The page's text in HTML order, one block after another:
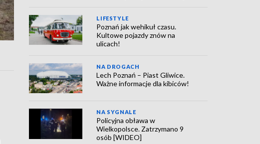
LIFESTYLE
Poznań jak wehikuł czasu.
Kultowe pojazdy znów na
ulicach!
NA DROGACH
Lech Poznań – Piast Gliwice.
Ważne informacje dla kibiców!
NA SYGNALE
Policyjna obława w
Wielkopolsce. Zatrzymano 9
osób [WIDEO]